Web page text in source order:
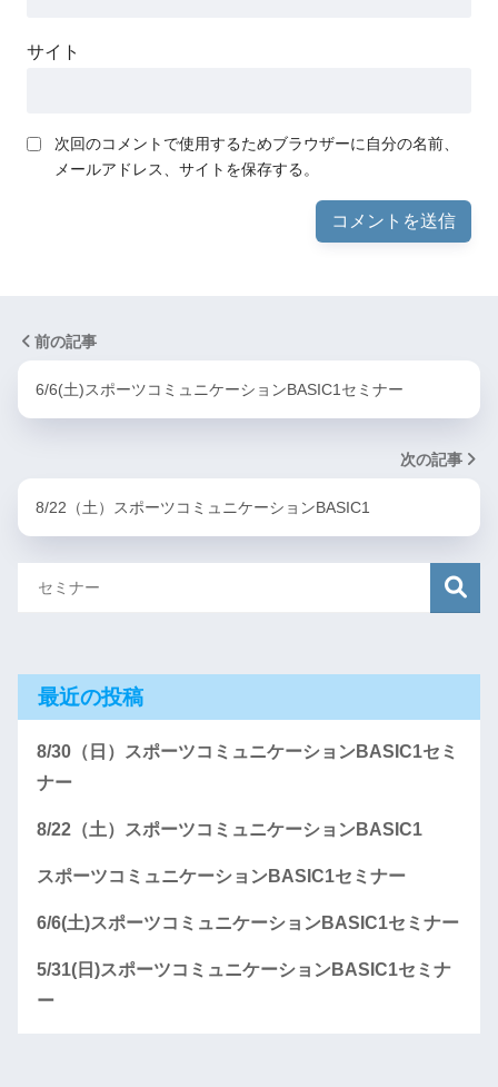
サイト
次回のコメントで使用するためブラウザーに自分の名前、
メールアドレス、サイトを保存する。
前の記事
6/6(土)スポーツコミュニケーションBASIC1セミナー
次の記事
8/22（土）スポーツコミュニケーションBASIC1
最近の投稿
8/30（日）スポーツコミュニケーションBASIC1セミ
ナー
8/22（土）スポーツコミュニケーションBASIC1
スポーツコミュニケーションBASIC1セミナー
6/6(土)スポーツコミュニケーションBASIC1セミナー
5/31(日)スポーツコミュニケーションBASIC1セミナ
ー